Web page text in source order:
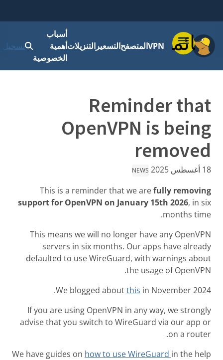
قائمةVPNالمتصفحالتسعيرالتنزيلات
أسباب
أهمية
الخصوصية
تسجيل
Reminder that
OpenVPN is being
removed
18 أغسطس 2025 NEWS
This is a reminder that we arefully removing
support for OpenVPN on January 15th 2026, in six
months time.
This means we will no longer have any OpenVPN
servers in six months. Our apps have already
defaulted to use WireGuard, with warnings about
the usage of OpenVPN.
We blogged aboutthis in November 2024.
If you are using OpenVPN in any way, we strongly
advise that you switch to WireGuard via our app or
on a router.
We have guides on how to use WireGuard in the help